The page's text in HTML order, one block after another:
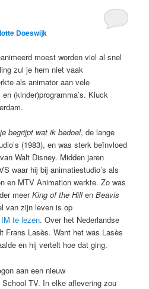
Doeswijk
moest worden viel al snel
zul je hem niet vaak
als animator aan vele
(kinder)programma’s. Kluck
begrijpt wat ik bedoel, de lange
(1983), en was sterk beïnvloed
Walt Disney. Midden jaren
waar hij bij animatiestudio’s als
en MTV Animation werkte. Zo was
meerKing of the HillenBeavis
van zijn leven is op
te lezen. Over het Nederlandse
Frans Lasès. Want het was Lasès
en hij vertelt hoe dat ging.
aan een nieuw
TV. In elke aflevering zou